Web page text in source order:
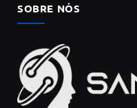
SOBRE NÓS